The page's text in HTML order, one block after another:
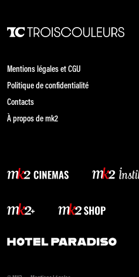
Mentions légales et CGU
Politique de confidentialité
Contacts
À propos de mk2